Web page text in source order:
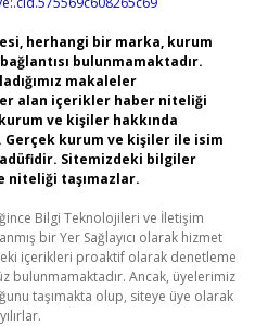
herhangi bir marka, kurum
bulunmamaktadır.
makaleler
alan içerikler haber niteliği
ve kişiler hakkında
Gerçek kurum ve kişiler ile isim
Sitemizdeki bilgiler
niteliği taşımazlar.
Bilgi Teknolojileri ve İletişim
bir Yer Sağlayıcı olarak hizmet
içerikleri proaktif olarak denetleme
bulunmamaktadır. Ancak, üyelerimiz
taşımakta olup, siteye üye olarak